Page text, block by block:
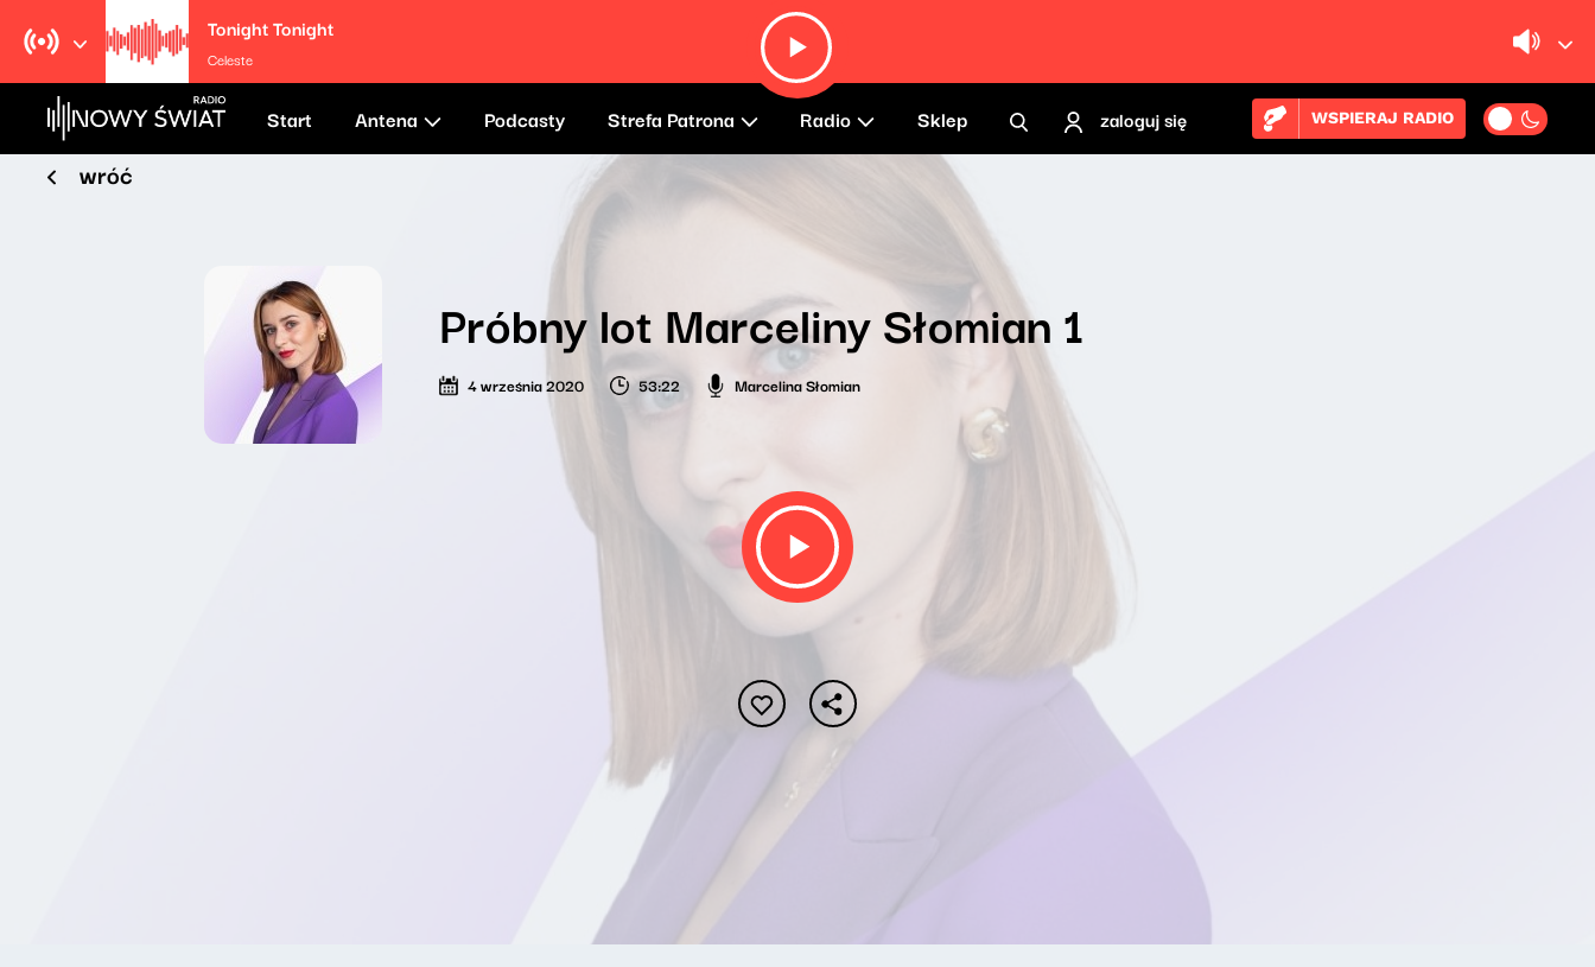
Tonight Tonight
Celeste
Start Antena Podcasty Strefa Patrona Radio Sklep zaloguj się WSPIERAJ RADIO
wróć
Próbny lot Marceliny Słomian 1
4 września 2020 53:22 Marcelina Słomian